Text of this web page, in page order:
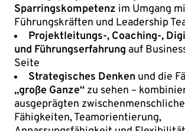
Sparringskompetenz im Umgang
Führungskräften und Leadership
Projektleitungs-, Coaching-,
und Führungserfahrung auf
Seite
Strategisches Denken und die
„große Ganze“ zu sehen –
ausgeprägten
Fähigkeiten, Teamorientierung,